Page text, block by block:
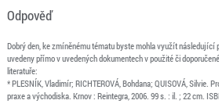
Odpověď
Dobrý den, ke zmíněnému tématu byste mohla využít následující
uvedeny přímo v uvedených dokumentech v použité či doporučené
literatuře:
* PLESNÍK, Vladimír; RICHTEROVÁ, Bohdana; QUISOVÁ, Silvie.
praxe a východiska. Krnov : Reintegra, 2006. 99 s. : il. ; 22 cm.